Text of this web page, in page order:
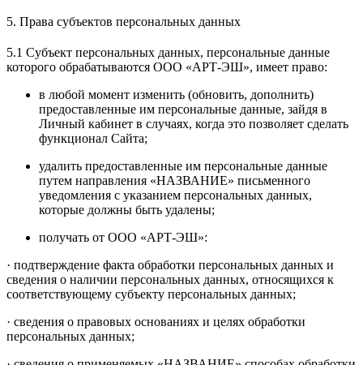
5. Права субъектов персональных данных
5.1 Субъект персональных данных, персональные данные
которого обрабатываются ООО «АРТ-ЭШ», имеет право:
в любой момент изменить (обновить, дополнить)
предоставленные им персональные данные, зайдя в
Личный кабинет в случаях, когда это позволяет сделать
функционал Сайта;
удалить предоставленные им персональные данные
путем направления «НАЗВАНИЕ» письменного
уведомления с указанием персональных данных,
которые должны быть удалены;
получать от ООО «АРТ-ЭШ»:
· подтверждение факта обработки персональных данных и
сведения о наличии персональных данных, относящихся к
соответствующему субъекту персональных данных;
· сведения о правовых основаниях и целях обработки
персональных данных;